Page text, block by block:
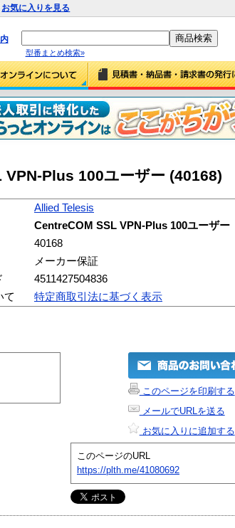
お気に入りを見る
型番まとめ検索»
Plus 100ユーザー (40168)
Allied Telesis
CentreCOM SSL VPN-Plus 100ユーザー
40168
メーカー保証
4511427504836
て
特定商取引法に基づく表示
このページを印刷する
メールでURLを送る
お気に入りに追加する
このページのURL
https://plth.me/41080692